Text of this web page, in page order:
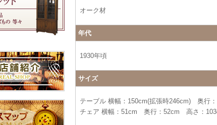
オーク材
年代
1930年頃
サイズ
テーブル 横幅：150cm(拡張時246cm) 奥行
チェア 横幅：51cm 奥行：52cm 高さ：